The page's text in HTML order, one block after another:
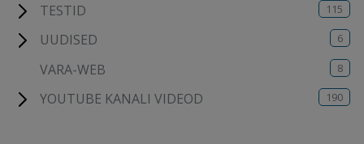
TESTID 115
UUDISED 6
VARA-WEB 8
YOUTUBE KANALI VIDEOD 190